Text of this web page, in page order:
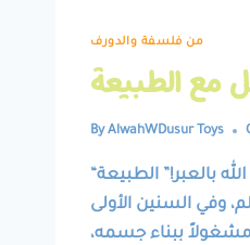
من فلسفة والدورف
مع الطبيعة
By AlwahWDusur Toys
“خَلَق الله، وما أغنى خلْق الله بالعبر!” الطبيعة
وفي السنين الأولى
ببناء جسمه،